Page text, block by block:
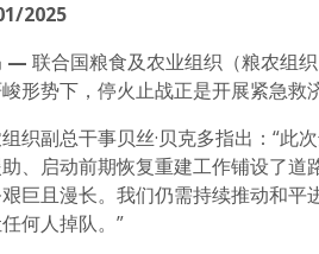
2025
— 联合国粮食及农业组织（粮农组
形势下，停火止战正是开展紧急救
织副总干事贝丝·贝克多指出：“此
、启动前期恢复重建工作铺设了道
巨且漫长。我们仍需持续推动和平
何人掉队。”